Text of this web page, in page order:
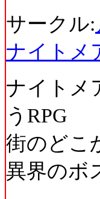
サークル:
ナイトメ
ナイトメ
うRPG
街のどこ
異界のボ